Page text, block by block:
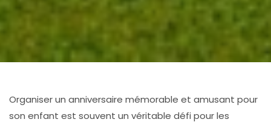
Organiser un anniversaire mémorable et amusant pour
son enfant est souvent un véritable défi pour les